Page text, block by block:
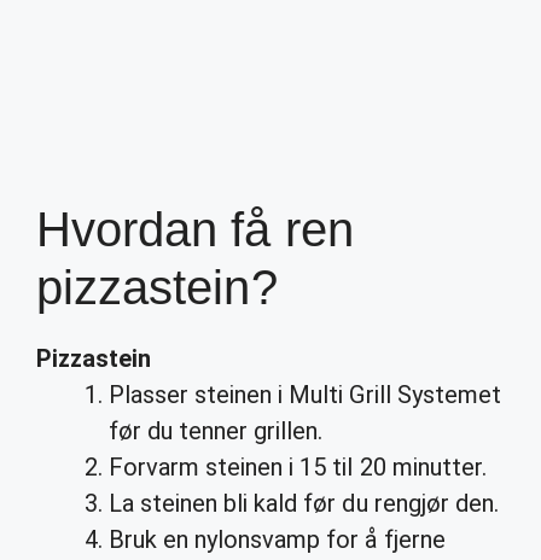
Hvordan få ren
pizzastein?
Pizzastein
Plasser steinen i Multi Grill Systemet
før du tenner grillen.
Forvarm steinen i 15 til 20 minutter.
La steinen bli kald før du rengjør den.
Bruk en nylonsvamp for å fjerne